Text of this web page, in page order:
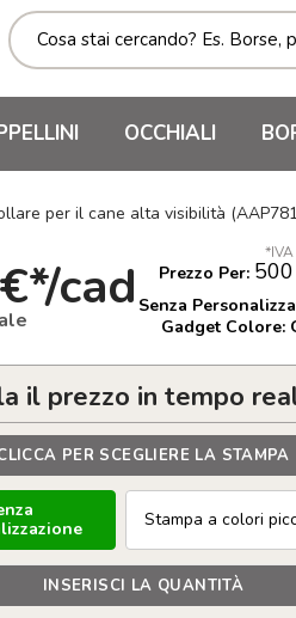
OCCHIALI
per il cane alta visibilità
cad Prezzo Per: 500
Senza
Gadget Colore:
il prezzo in tempo
PER SCEGLIERE LA STAMPA
Stampa a colori
INSERISCI LA QUANTITÀ